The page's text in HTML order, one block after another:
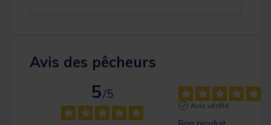
Avis des pêcheurs
5
/5
Avis vérifié